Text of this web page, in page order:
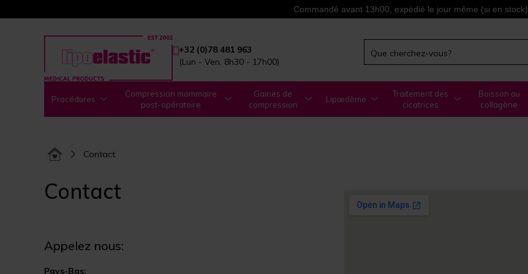
Commandé avant 13h00, expédié le jour même (si en stock).
+32 (0)78 481 963
(Lun - Ven, 8h30 - 17h00)
Procédures
Compression mammaire
post-opératoire
Gaines de
compression
Lipœdème
Traitement des
cicatrices
Boisson au
collagène
Contact
Contact
Appelez nous:
Pays-Bas: